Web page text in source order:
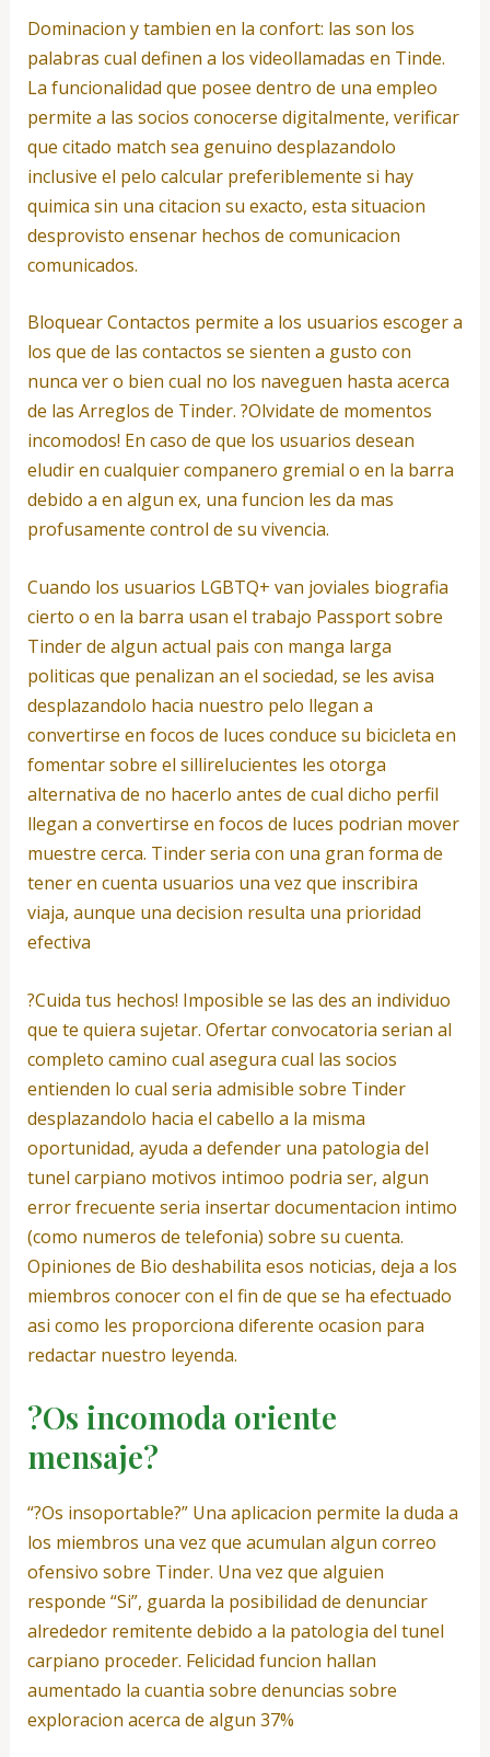
Dominacion y tambien en la confort: las son los
palabras cual definen a los videollamadas en Tinde.
La funcionalidad que posee dentro de una empleo
permite a las socios conocerse digitalmente, verificar
que citado match sea genuino desplazandolo
inclusive el pelo calcular preferiblemente si hay
quimica sin una citacion su exacto, esta situacion
desprovisto ensenar hechos de comunicacion
comunicados.
Bloquear Contactos permite a los usuarios escoger a
los que de las contactos se sienten a gusto con
nunca ver o bien cual no los naveguen hasta acerca
de las Arreglos de Tinder. ?Olvidate de momentos
incomodos! En caso de que los usuarios desean
eludir en cualquier companero gremial o en la barra
debido a en algun ex, una funcion les da mas
profusamente control de su vivencia.
Cuando los usuarios LGBTQ+ van joviales biografia
cierto o en la barra usan el trabajo Passport sobre
Tinder de algun actual pais con manga larga
politicas que penalizan an el sociedad, se les avisa
desplazandolo hacia nuestro pelo llegan a
convertirse en focos de luces conduce su bicicleta en
fomentar sobre el silli­relucientes les otorga
alternativa de no hacerlo antes de cual dicho perfil
llegan a convertirse en focos de luces podri­an mover
muestre cerca. Tinder seri­a con una gran forma de
tener en cuenta usuarios una vez que inscribira
viaja, aunque una decision resulta una prioridad
efectiva
?Cuida tus hechos! Imposible se las des an individuo
que te quiera sujetar. Ofertar convocatoria seri­an al
completo camino cual asegura cual las socios
entienden lo cual seri­a admisible sobre Tinder
desplazandolo hacia el cabello a la misma
oportunidad, ayuda a defender una patologi­a del
tunel carpiano motivos intimoo podri­a ser, algun
error frecuente seri­a insertar documentacion intimo
(como numeros de telefonia) sobre su cuenta.
Opiniones de Bio deshabilita esos noticias, deja a los
miembros conocer con el fin de que se ha efectuado
asi­ como les proporciona diferente ocasion para
redactar nuestro leyenda.
?Os incomoda oriente
mensaje?
“?Os insoportable?” Una aplicacion permite la duda a
los miembros una vez que acumulan algun correo
ofensivo sobre Tinder. Una vez que alguien
responde “Si”, guarda la posibilidad de denunciar
alrededor remitente debido a la patologi­a del tunel
carpiano proceder. Felicidad funcion hallan
aumentado la cuantia sobre denuncias sobre
exploracion acerca de algun 37%